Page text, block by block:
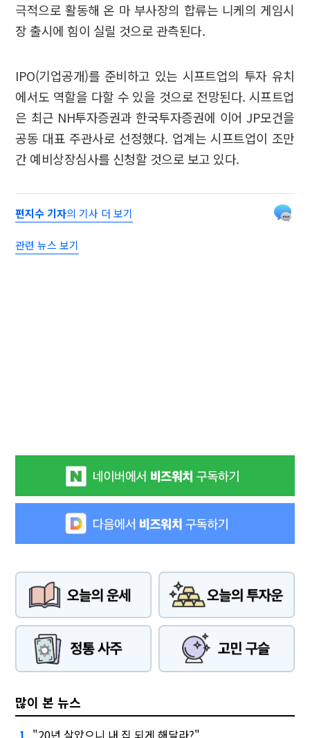
극적으로 활동해 온 마 부사장의 합류는 니케의 게임시
장 출시에 힘이 실릴 것으로 관측된다.
IPO(기업공개)를 준비하고 있는 시프트업의 투자 유치
에서도 역할을 다할 수 있을 것으로 전망된다. 시프트업
은 최근 NH투자증권과 한국투자증권에 이어 JP모건을
공동 대표 주관사로 선정했다. 업계는 시프트업이 조만
간 예비상장심사를 신청할 것으로 보고 있다.
편지수 기자의 기사 더 보기
관련 뉴스 보기
많이 본 뉴스
1 "20년 살았으니 내 집 되게 해달라?"